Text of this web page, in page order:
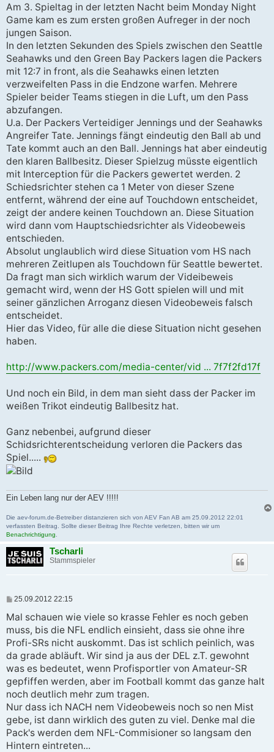
i
r
a
Am 3. Spieltag in der letzten Nacht beim Monday Night
Game kam es zum ersten großen Aufreger in der noch
jungen Saison.
In den letzten Sekunden des Spiels zwischen den Seattle
Seahawks und den Green Bay Packers lagen die Packers
mit 12:7 in front, als die Seahawks einen letzten
verzweifelten Pass in die Endzone warfen. Mehrere
Spieler beider Teams stiegen in die Luft, um den Pass
abzufangen.
U.a. Der Packers Verteidiger Jennings und der Seahawks
Angreifer Tate. Jennings fängt eindeutig den Ball ab und
Tate kommt auch an den Ball. Jennings hat aber eindeutig
den klaren Ballbesitz. Dieser Spielzug müsste eigentlich
mit Interception für die Packers gewertet werden. 2
Schiedsrichter stehen ca 1 Meter von dieser Szene
entfernt, während der eine auf Touchdown entscheidet,
zeigt der andere keinen Touchdown an. Diese Situation
wird dann vom Hauptschiedsrichter als Videobeweis
entschieden.
Absolut unglaublich wird diese Situation vom HS nach
mehreren Zeitlupen als Touchdown für Seattle bewertet.
Da fragt man sich wirklich warum der Videibeweis
gemacht wird, wenn der HS Gott spielen will und mit
seiner gänzlichen Arroganz diesen Videobeweis falsch
entscheidet.
Hier das Video, für alle die diese Situation nicht gesehen
haben.
http://www.packers.com/media-center/vid ... 7f7f2fd17f
Und noch ein Bild, in dem man sieht dass der Packer im
weißen Trikot eindeutig Ballbesitz hat.
Ganz nebenbei, aufgrund dieser
Schidsrichterentscheidung verloren die Packers das
Spiel.....
Ein Leben lang nur der AEV !!!!!
Die aev-forum.de-Betreiber distanzieren sich von AEV Fan AB am 25.09.2012 22:01
verfassten Beitrag. Sollte dieser Beitrag Ihre Rechte verletzen, bitten wir um
Benachrichtigung
Tscharli
Stammspieler
B
i
r
a
25.09.2012 22:15
Mal schauen wie viele so krasse Fehler es noch geben
muss, bis die NFL endlich einsieht, dass sie ohne ihre
Profi-SRs nicht auskommt. Das ist schlich peinlich, was
da grade abläuft. Wir sind ja aus der DEL z.T. gewohnt
was es bedeutet, wenn Profisportler von Amateur-SR
gepfiffen werden, aber im Football kommt das ganze halt
noch deutlich mehr zum tragen.
Nur dass ich NACH nem Videobeweis noch so nen Mist
gebe, ist dann wirklich des guten zu viel. Denke mal die
Pack's werden dem NFL-Commisioner so langsam den
Hintern eintreten...